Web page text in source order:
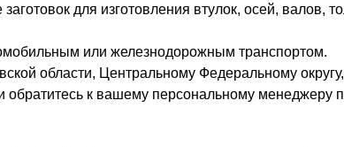
для изготовления втулок, осей, валов,
или железнодорожным транспортом.
области, Центральному Федеральному
обратитесь к вашему персональному менеджеру